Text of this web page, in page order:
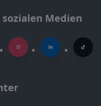
sozialen Medien